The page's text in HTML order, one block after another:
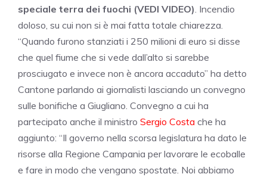
speciale terra dei fuochi (VEDI VIDEO). Incendio
doloso, su cui non si è mai fatta totale chiarezza.
“Quando furono stanziati i 250 milioni di euro si disse
che quel fiume che si vede dall’alto si sarebbe
prosciugato e invece non è ancora accaduto” ha detto
Cantone parlando ai giornalisti lasciando un convegno
sulle bonifiche a Giugliano. Convegno a cui ha
partecipato anche il ministro Sergio Costa che ha
aggiunto: “Il governo nella scorsa legislatura ha dato le
risorse alla Regione Campania per lavorare le ecoballe
e fare in modo che vengano spostate. Noi abbiamo